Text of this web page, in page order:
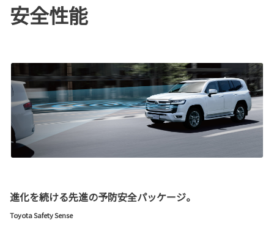
安全性能
進化を続ける先進の予防安全パッケージ。
Toyota Safety Sense